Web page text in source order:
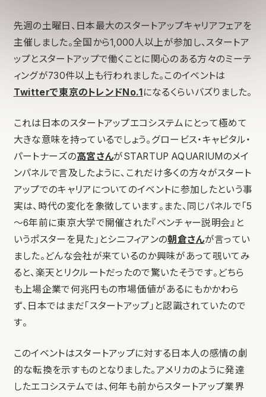
先週の土曜日、日本最大のスタートアップキャリアフェアを
主催しました。全国から1,000人以上が参加し、スタートア
ップとスタートアップで働くことに関心のある方々のミーテ
ィングが730件以上も行われました。このイベントは
Twitterで東京のトレンドNo.1 になるくらいバズりました。
これは日本のスタートアップエコシステムにとって極めて
大きな意味を持っているでしょう。グロービス・キャピタル・
パートナーズの高宮さんがSTARTUP AQUARIUMのメイ
ンパネルで言及したように、これだけ多くの方々がスタート
アップでのキャリアについてのイベントに参加したという事
実は、時代の変化を象徴しています。また、同じパネルで「5
〜6年前に東京大学で開催された『ベンチャー説明会』と
いうポスターを見た」とシニフィアンの朝倉さんが言ってい
ました。どんな会社が来ているのか興味があって覗いてみ
ると、楽天とリクルートだったので驚いたそうです。どちら
も上場企業で何兆円もの市場価値があるにもかかわら
ず、日本ではまだ「スタートアップ」と認識されていたので
す。
このイベントはスタートアップに対する日本人の感情の劇
的な転換を示すものとなりました。アメリカのように発達
したエコシステムでは、何年も前からスタートアップ業界